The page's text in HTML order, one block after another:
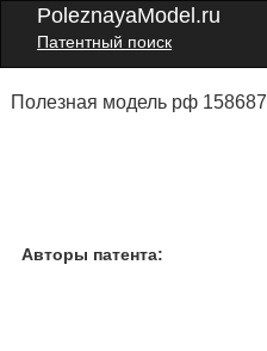
PoleznayaModel.ru
Патентный поиск
Полезная модель рф 158687
Авторы патента: